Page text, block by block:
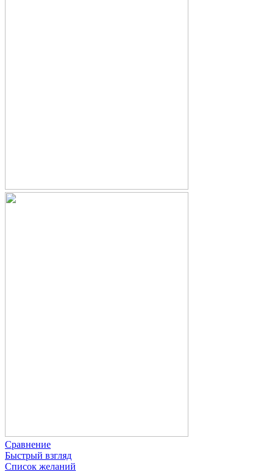
Сравнение
Быстрый взгляд
Список желаний